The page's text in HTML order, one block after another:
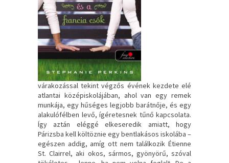
várakozással tekint végzős évének kezdete elé
atlantai középiskolájában, ahol van egy remek
munkája, egy hűséges legjobb barátnője, és egy
alakulófélben levő, ígéretesnek tűnő kapcsolata.
Így aztán eléggé elkeseredik amiatt, hogy
Párizsba kell költöznie egy bentlakásos iskolába –
egészen addig, amíg ott nem találkozik Étienne
St. Clairrel, aki okos, sármos, gyönyörű, szóval